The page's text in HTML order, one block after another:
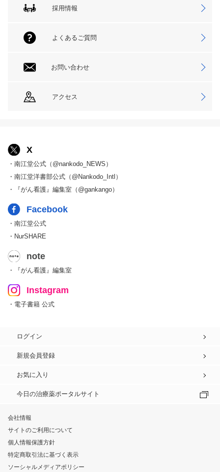
採用情報
よくあるご質問
お問い合わせ
アクセス
X
・南江堂公式（@nankodo_NEWS）
・南江堂洋書部公式（@Nankodo_Intl）
・『がん看護』編集室（@gankango）
Facebook
・南江堂公式
・NurSHARE
note
・『がん看護』編集室
Instagram
・電子書籍 公式
ログイン
新規会員登録
お気に入り
今日の治療薬ポータルサイト
会社情報
サイトのご利用について
個人情報保護方針
特定商取引法に基づく表示
ソーシャルメディアポリシー